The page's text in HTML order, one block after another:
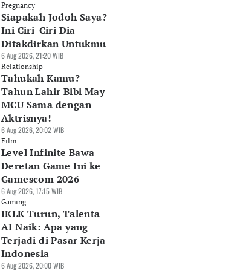
Pregnancy
Siapakah Jodoh Saya?
Ini Ciri-Ciri Dia
Ditakdirkan Untukmu
6 Aug 2026, 21:20 WIB
Relationship
Tahukah Kamu?
Tahun Lahir Bibi May
MCU Sama dengan
Aktrisnya!
6 Aug 2026, 20:02 WIB
Film
Level Infinite Bawa
Deretan Game Ini ke
Gamescom 2026
6 Aug 2026, 17:15 WIB
Gaming
IKLK Turun, Talenta
AI Naik: Apa yang
Terjadi di Pasar Kerja
Indonesia
6 Aug 2026, 20:00 WIB